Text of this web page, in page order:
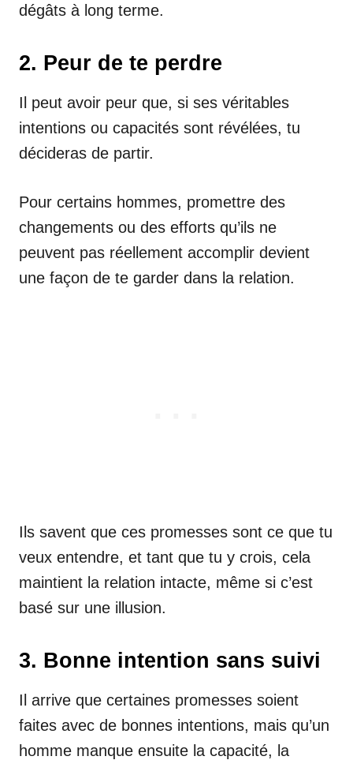
dégâts à long terme.
2. Peur de te perdre
Il peut avoir peur que, si ses véritables
intentions ou capacités sont révélées, tu
décideras de partir.
Pour certains hommes, promettre des
changements ou des efforts qu’ils ne
peuvent pas réellement accomplir devient
une façon de te garder dans la relation.
Ils savent que ces promesses sont ce que tu
veux entendre, et tant que tu y crois, cela
maintient la relation intacte, même si c’est
basé sur une illusion.
3. Bonne intention sans suivi
Il arrive que certaines promesses soient
faites avec de bonnes intentions, mais qu’un
homme manque ensuite la capacité, la